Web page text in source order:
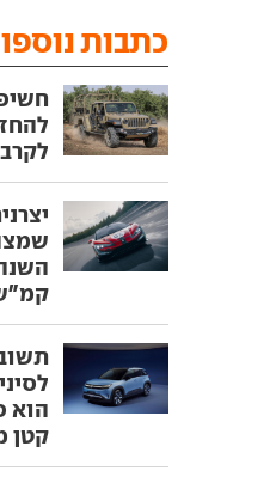
כתבות
לקרב
הוא
קטן